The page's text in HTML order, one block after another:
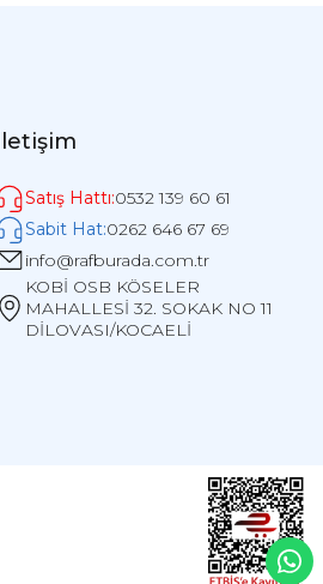
Satış Hattı:0532 139 60 61
Sabit Hat:0262 646 67 69
info@rafburada.com.tr
KOBİ OSB KÖSELER
MAHALLESİ 32. SOKAK NO 11
DİLOVASI/KOCAELİ